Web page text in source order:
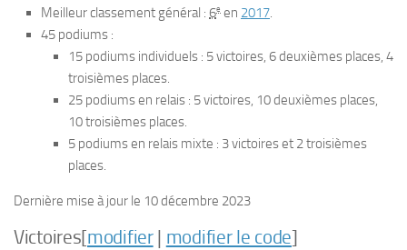
Meilleur classement général : 6e en 2017.
45 podiums :
15 podiums individuels : 5victoires, 6 deuxièmes places, 4
troisièmes places.
25 podiums en relais : 5victoires, 10 deuxièmes places,
10 troisièmes places.
5 podiums en relais mixte : 3victoires et 2 troisièmes
places.
Dernière mise à jour le 10 décembre 2023
Victoires[modifier| modifier le code]